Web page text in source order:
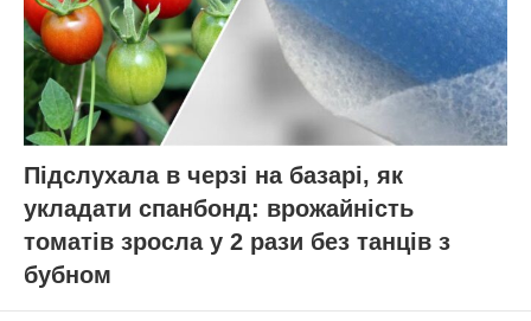
Підслухала в черзі на базарі, як
укладати спанбонд: врожайність
томатів зросла у 2 рази без танців з
бубном